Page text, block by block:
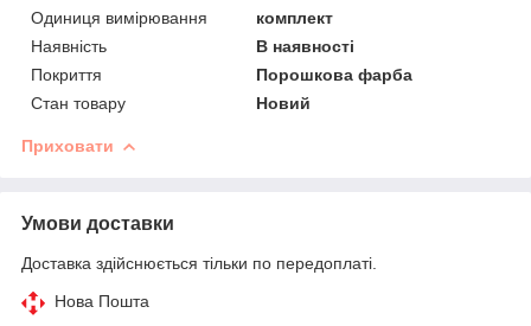
Одиниця вимірювання
комплект
Наявність
В наявності
Покриття
Порошкова фарба
Стан товару
Новий
Приховати
Умови доставки
Доставка здійснюється тільки по передоплаті.
Нова Пошта